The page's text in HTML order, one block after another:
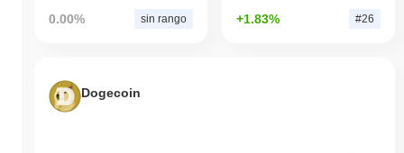
0.00% sin rango +1.83% #26
Dogecoin